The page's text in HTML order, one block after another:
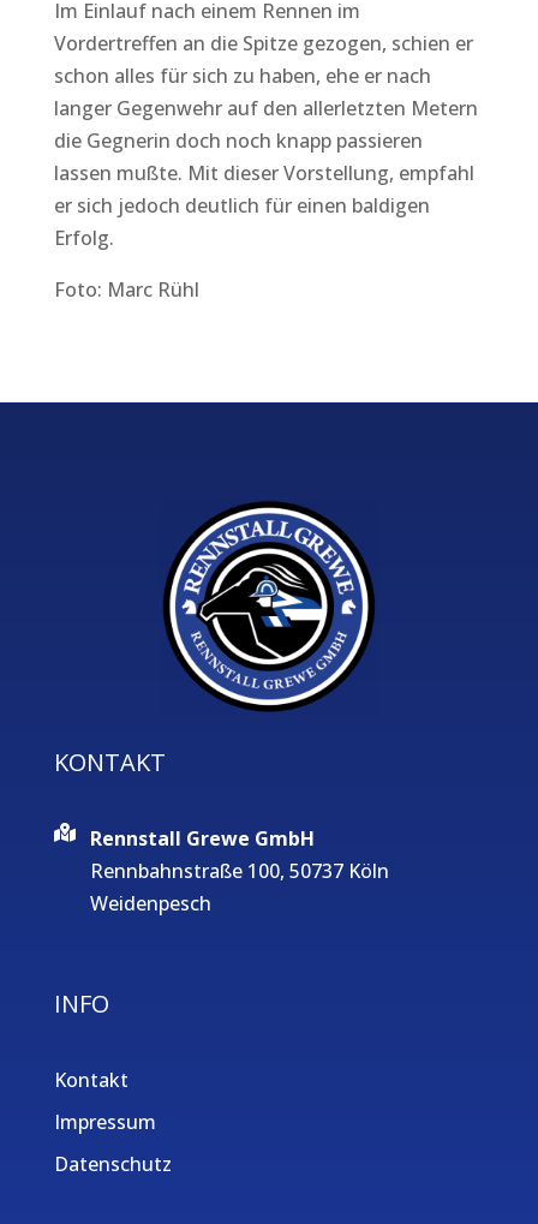
Im Einlauf nach einem Rennen im
Vordertreffen an die Spitze gezogen, schien er
schon alles für sich zu haben, ehe er nach
langer Gegenwehr auf den allerletzten Metern
die Gegnerin doch noch knapp passieren
lassen mußte. Mit dieser Vorstellung, empfahl
er sich jedoch deutlich für einen baldigen
Erfolg.
Foto: Marc Rühl
KONTAKT
Rennstall Grewe GmbH
Rennbahnstraße 100, 50737 Köln
Weidenpesch
INFO
Kontakt
Impressum
Datenschutz